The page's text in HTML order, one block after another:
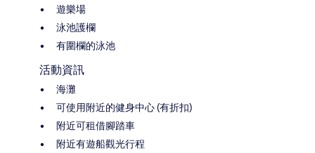
遊樂場
泳池護欄
有圍欄的泳池
活動資訊
海灘
可使用附近的健身中心 (有折扣)
附近可租借腳踏車
附近有遊船觀光行程